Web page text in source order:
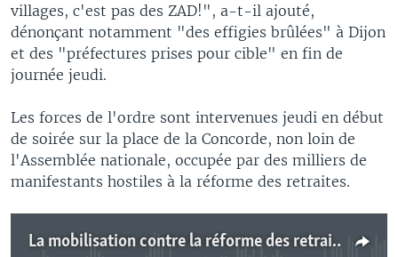
villages, c'est pas des ZAD!", a-t-il ajouté,
dénonçant notamment "des effigies brûlées" à Dijon
et des "préfectures prises pour cible" en fin de
journée jeudi.
Les forces de l'ordre sont intervenues jeudi en début
de soirée sur la place de la Concorde, non loin de
l'Assemblée nationale, occupée par des milliers de
manifestants hostiles à la réforme des retraites.
La mobilisation contre la réforme des retraites se poursuit en France